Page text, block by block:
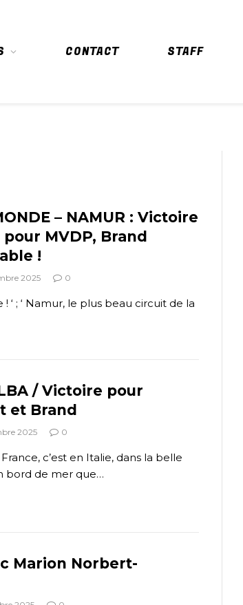
CONTACT STAFF
– NAMUR : Victoire
MVDP, Brand
!
2025 0
! ‘ ; ‘ Namur, le plus beau circuit de la
/ Victoire pour
et Brand
2025 0
c’est en Italie, dans la belle
bord de mer que…
Marion Norbert-